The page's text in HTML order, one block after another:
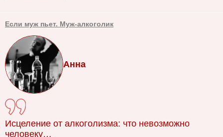
Если муж пьет. Муж-алкоголик
Анна
Исцеление от алкоголизма: что невозможно
человеку…